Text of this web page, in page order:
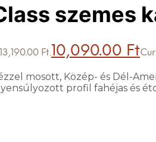
szemes
Ft.10,090.00 Ft
mosott, Közép- és Dél-
profil fahéjas és